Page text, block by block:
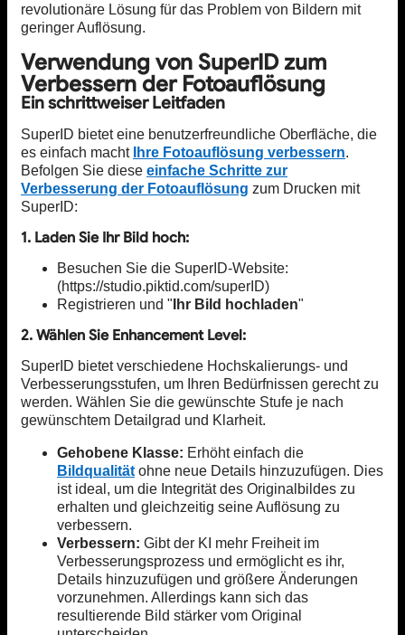
revolutionäre Lösung für das Problem von Bildern mit
geringer Auflösung.
Verwendung von SuperID zum
Verbessern der Fotoauflösung
Ein schrittweiser Leitfaden
SuperID bietet eine benutzerfreundliche Oberfläche, die
es einfach macht Ihre Fotoauflösung verbessern.
Befolgen Sie diese einfache Schritte zur
Verbesserung der Fotoauflösung zum Drucken mit
SuperID:
1. Laden Sie Ihr Bild hoch:
Besuchen Sie die SuperID-Website:
(https://studio.piktid.com/superID)
Registrieren und " Ihr Bild hochladen"
2. Wählen Sie Enhancement Level:
SuperID bietet verschiedene Hochskalierungs- und
Verbesserungsstufen, um Ihren Bedürfnissen gerecht zu
werden. Wählen Sie die gewünschte Stufe je nach
gewünschtem Detailgrad und Klarheit.
Gehobene Klasse: Erhöht einfach die
Bildqualität ohne neue Details hinzuzufügen. Dies
ist ideal, um die Integrität des Originalbildes zu
erhalten und gleichzeitig seine Auflösung zu
verbessern.
Verbessern: Gibt der KI mehr Freiheit im
Verbesserungsprozess und ermöglicht es ihr,
Details hinzuzufügen und größere Änderungen
vorzunehmen. Allerdings kann sich das
resultierende Bild stärker vom Original